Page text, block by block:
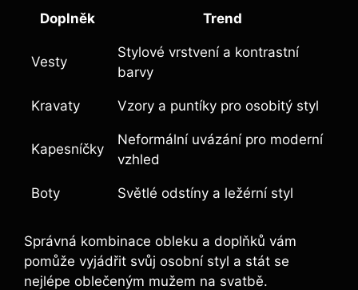
Doplněk Trend
Vesty
Stylové vrstvení a kontrastní
barvy
Kravaty Vzory a puntíky pro osobitý styl
Kapesníčky
Neformální uvázání pro moderní
vzhled
Boty Světlé odstíny a ležérní styl
Správná kombinace obleku a doplňků vám
pomůže vyjádřit svůj osobní styl a stát se
nejlépe oblečeným mužem na svatbě.